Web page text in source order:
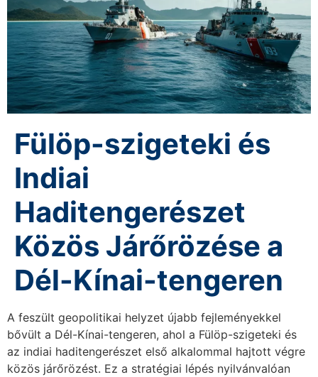
Fülöp-szigeteki és
Indiai
Haditengerészet
Közös Járőrözése a
Dél-Kínai-tengeren
A feszült geopolitikai helyzet újabb fejleményekkel
bővült a Dél-Kínai-tengeren, ahol a Fülöp-szigeteki és
az indiai haditengerészet első alkalommal hajtott végre
közös járőrözést. Ez a stratégiai lépés nyilvánvalóan